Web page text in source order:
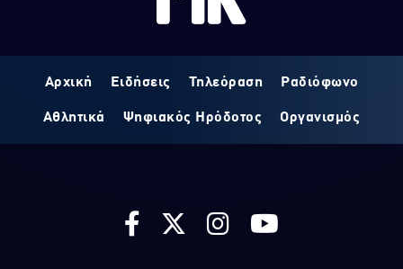
Αρχική Ειδήσεις Τηλεόραση Ραδιόφωνο
Αθλητικά Ψηφιακός Ηρόδοτος Οργανισμός